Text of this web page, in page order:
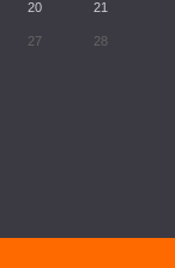
20 21
27 28